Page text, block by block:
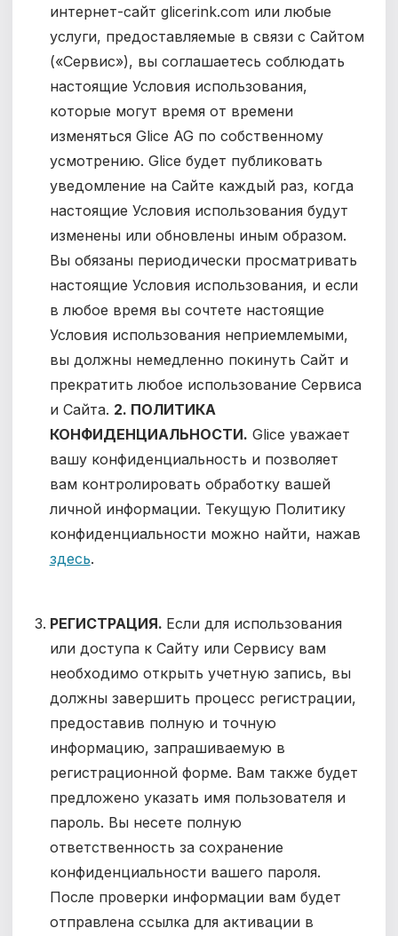
интернет-сайт glicerink.com или любые
услуги, предоставляемые в связи с Сайтом
(«Сервис»), вы соглашаетесь соблюдать
настоящие Условия использования,
которые могут время от времени
изменяться Glice AG по собственному
усмотрению. Glice будет публиковать
уведомление на Сайте каждый раз, когда
настоящие Условия использования будут
изменены или обновлены иным образом.
Вы обязаны периодически просматривать
настоящие Условия использования, и если
в любое время вы сочтете настоящие
Условия использования неприемлемыми,
вы должны немедленно покинуть Сайт и
прекратить любое использование Сервиса
и Сайта. 2. ПОЛИТИКА
КОНФИДЕНЦИАЛЬНОСТИ. Glice уважает
вашу конфиденциальность и позволяет
вам контролировать обработку вашей
личной информации. Текущую Политику
конфиденциальности можно найти, нажав
здесь.
РЕГИСТРАЦИЯ. Если для использования
или доступа к Сайту или Сервису вам
необходимо открыть учетную запись, вы
должны завершить процесс регистрации,
предоставив полную и точную
информацию, запрашиваемую в
регистрационной форме. Вам также будет
предложено указать имя пользователя и
пароль. Вы несете полную
ответственность за сохранение
конфиденциальности вашего пароля.
После проверки информации вам будет
отправлена ссылка для активации в